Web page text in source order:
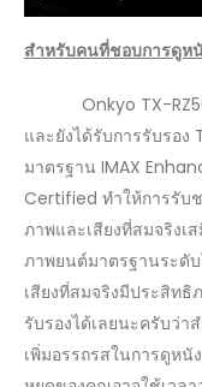
สำหรับคนที่ชอบการดูห
Onkyo TX-RZ50
และยังได้รับการรับรอ
มาตรฐาน IMAX
Certified ทำให้การรับ
ภาพและเสียงที่สมจริง
ภาพยนต์มาตรฐานระดั
เสียงที่สมจริงมีประสิทธิ
รับรองได้เลยนะครับว่
เพิ่มอรรถรสในการดูห